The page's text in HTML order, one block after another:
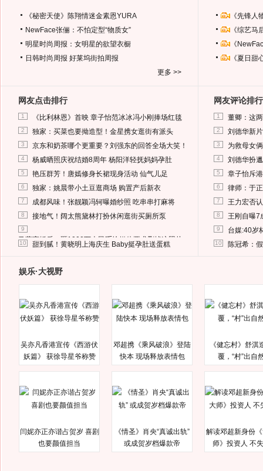
《秘密天使》陈翔情迷金素恩YURA
NewFace张俪：不怕定型“物质女”
明星时尚周报：女明星的欲望衣橱
日韩时尚周报 好莱坞街拍周报
更多 >>
《先锋
《综艺
《
《夏日
网友点击排行
1 《比利林恩》首映 章子怡范冰冰冯小刚捧场红毯
2 独家：买菜也要拗造型！金星携女逛街有派头
3 京东和奶茶哪个更重要？刘强东的回答全场大笑！
4 杨威晒照庆祝结婚8周年 杨阳洋轻抚妈妈孕肚
5 艳压群芳！唐嫣修身长裙现身活动 仙气儿足
6 独家：姚晨带小土豆逛商场 购置产后新衣
7 成都风味！张靓颖冯轲曝婚纱照 吃串串打麻将
8 接地气！阔太熊黛林打扮休闲逛街买厕所泵
9
马蓉离婚后，砸1000万人民币给媒体要求删掉这照片
10 甜到腻！黄晓明上海庆生 Baby挺孕肚送蛋糕
网友评论排行
1 董卿：这
2 刘德华新
3 为救母女
4 刘德华扮
5 章子怡斥
6 律师：于
7 王力宏否
8 王刚自曝7
9 台媒:40岁
10 陈冠希：
娱乐·大视野
吴亦凡香港宣传《西游伏
妖篇》 获徐导星爷称赞
邓超携《乘风破浪》登陆
快本 现场释放表情包
《健忘村》舒淇
覆，“村”出自
闫妮亦正亦谐占贺岁 喜剧
也要颜值担当
《情圣》肖央“真诚出轨”
或成贺岁档爆款帝
解读邓超新身份
师》投资人 不